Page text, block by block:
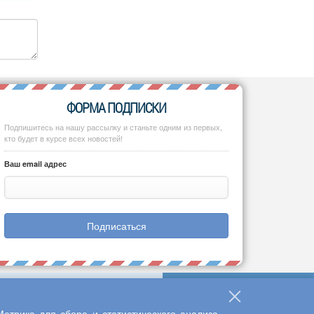
ФОРМА ПОДПИСКИ
Подпишитесь на нашу рассылку и станьте одним из первых,
кто будет в курсе всех новостей!
Ваш email адрес
Подписаться